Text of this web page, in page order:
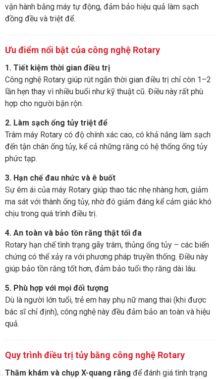
vận hành bằng máy tự động, đảm bảo hiệu quả làm sạch
đồng đều và triệt để.
Ưu điểm nổi bật của công nghệ Rotary
1. Tiết kiệm thời gian điều trị
Công nghệ Rotary giúp rút ngắn thời gian điều trị chỉ còn 1–2
lần hẹn thay vì nhiều buổi như kỹ thuật cũ. Điều này rất phù
hợp cho người bận rộn.
2. Làm sạch ống tủy triệt để
Trâm máy Rotary có độ chính xác cao, có khả năng làm sạch
đến tận chân ống tủy, kể cả những răng có hệ thống ống tủy
phức tạp.
3. Hạn chế đau nhức và ê buốt
Sự êm ái của máy Rotary giúp thao tác nhẹ nhàng hơn, giảm
ma sát với thành ống tủy, nhờ đó giảm đáng kể cảm giác khó
chịu trong quá trình điều trị.
4. An toàn và bảo tồn răng thật tối đa
Rotary hạn chế tình trạng gãy trâm, thủng ống tủy – các biến
chứng có thể xảy ra với phương pháp truyền thống. Điều này
giúp bảo tồn răng tốt hơn, đảm bảo tuổi thọ răng dài lâu.
5. Phù hợp với mọi đối tượng
Dù là người lớn tuổi, trẻ em hay phụ nữ mang thai (khi được
bác sĩ chỉ định), công nghệ này đều đảm bảo an toàn và hiệu
quả.
Quy trình điều trị tủy bằng công nghệ Rotary
Thăm khám và chụp X-quang răng để đánh giá tình trạng